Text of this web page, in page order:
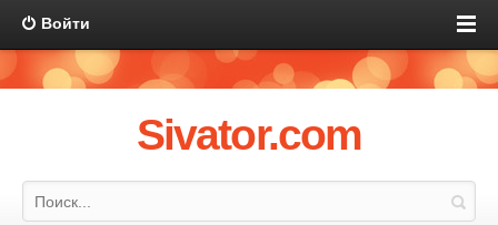
Войти
Sivator.com